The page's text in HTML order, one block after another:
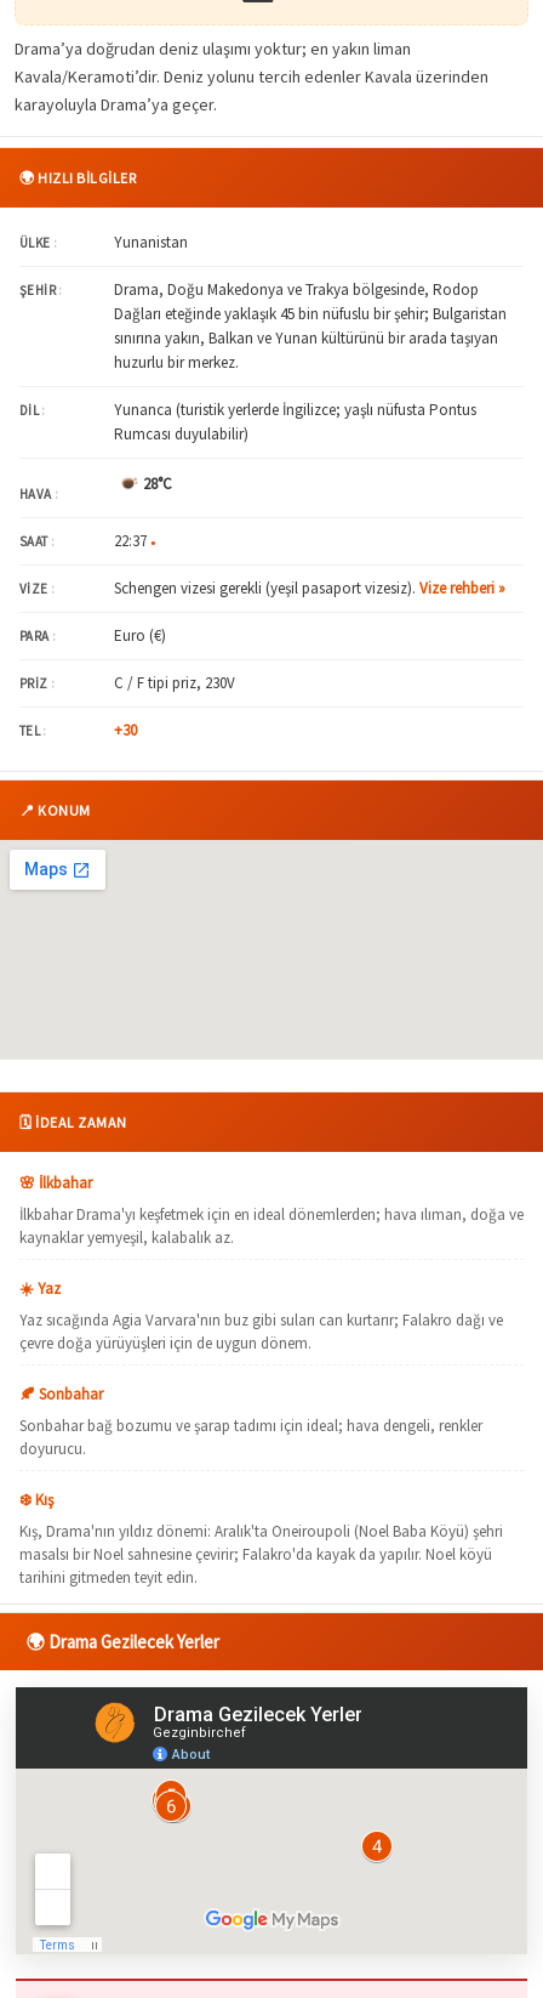
Drama’ya doğrudan deniz ulaşımı yoktur; en yakın liman
Kavala/Keramoti’dir. Deniz yolunu tercih edenler Kavala üzerinden
karayoluyla Drama’ya geçer.
🌍 HIZLI BİLGİLER
ÜLKE : Yunanistan
ŞEHIR :
Drama, Doğu Makedonya ve Trakya bölgesinde, Rodop
Dağları eteğinde yaklaşık 45 bin nüfuslu bir şehir; Bulgaristan
sınırına yakın, Balkan ve Yunan kültürünü bir arada taşıyan
huzurlu bir merkez.
DIL:
Yunanca (turistik yerlerde İngilizce; yaşlı nüfusta Pontus
Rumcası duyulabilir)
HAVA : 28°C
SAAT : 22:37 ●
VIZE : Schengen vizesi gerekli (yeşil pasaport vizesiz). Vize rehberi »
PARA : Euro (€)
PRIZ : C / F tipi priz, 230V
TEL: +30
📍 KONUM
🗓️ İDEAL ZAMAN
🌸 İlkbahar
İlkbahar Drama'yı keşfetmek için en ideal dönemlerden; hava ılıman, doğa ve
kaynaklar yemyeşil, kalabalık az.
☀️ Yaz
Yaz sıcağında Agia Varvara'nın buz gibi suları can kurtarır; Falakro dağı ve
çevre doğa yürüyüşleri için de uygun dönem.
🍂 Sonbahar
Sonbahar bağ bozumu ve şarap tadımı için ideal; hava dengeli, renkler
doyurucu.
❄️ Kış
Kış, Drama'nın yıldız dönemi: Aralık'ta Oneiroupoli (Noel Baba Köyü) şehri
masalsı bir Noel sahnesine çevirir; Falakro'da kayak da yapılır. Noel köyü
tarihini gitmeden teyit edin.
🌍 Drama Gezilecek Yerler